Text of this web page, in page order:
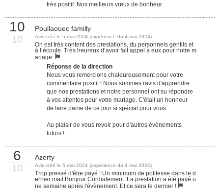
très positif. Nos meilleurs vœux de bonheur.
10
10
Poullaouec familly
Avis créé le 5 mai 2024 (expérience du 4 mai 2024)
On est très content des prestations, du personnels gentils et
à l’écoute. Très heureux d’avoir fait appel à eux pour notre m
ariage.
Réponse de la direction
Nous vous remercions chaleureusement pour votre
commentaire positif ! Nous sommes ravis d'apprendre
que nos prestations et notre personnel ont su répondre
à vos attentes pour votre mariage. C'était un honneur
de faire partie de ce jour si spécial pour vous.
Au plaisir de vous revoir pour d'autres événements
futurs !
6
10
Azerty
Avis créé le 5 mai 2024 (expérience du 4 mai 2024)
Trop pressé d'être payé ! Un minimum de politesse dans le d
ernier mail Bonjour Cordialement. La prestation a été payé u
ne semaine après l'évènement. Et ce sera le dernier !